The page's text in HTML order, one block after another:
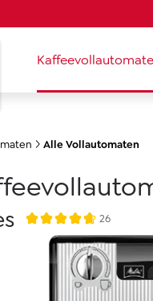
Alle Vollautomaten
Durchschnittliche
26